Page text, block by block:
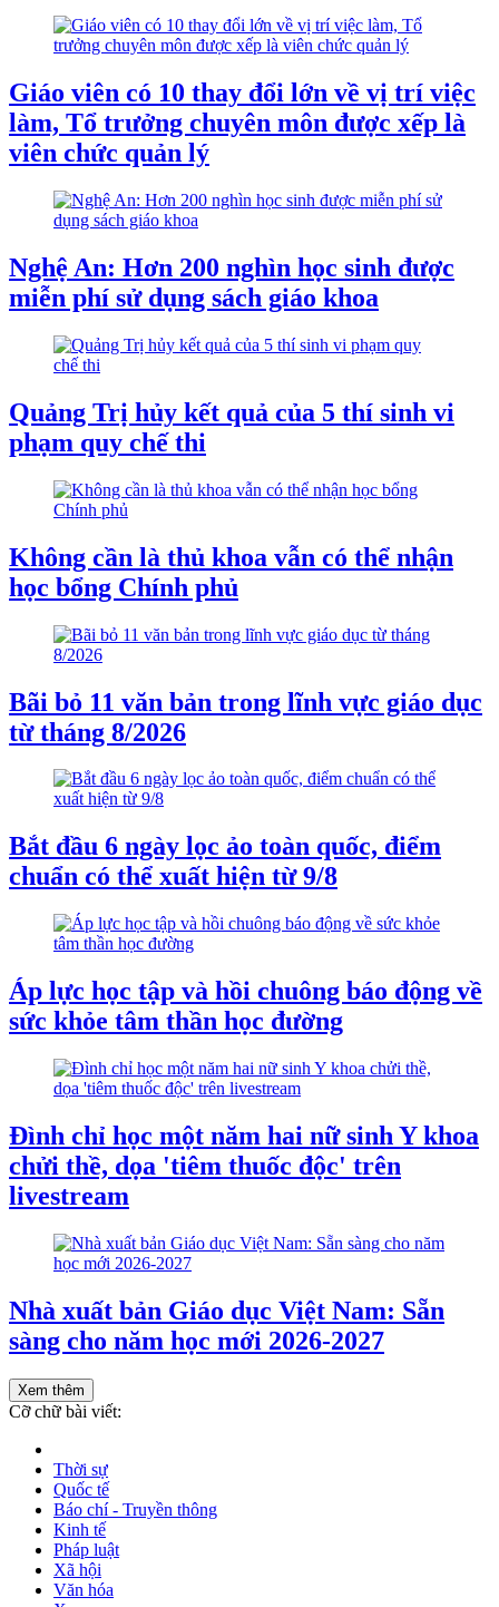
Giáo viên có 10 thay đổi lớn về vị trí việc
làm, Tổ trưởng chuyên môn được xếp là
viên chức quản lý
Nghệ An: Hơn 200 nghìn học sinh được
miễn phí sử dụng sách giáo khoa
Quảng Trị hủy kết quả của 5 thí sinh vi
phạm quy chế thi
Không cần là thủ khoa vẫn có thể nhận
học bổng Chính phủ
Bãi bỏ 11 văn bản trong lĩnh vực giáo dục
từ tháng 8/2026
Bắt đầu 6 ngày lọc ảo toàn quốc, điểm
chuẩn có thể xuất hiện từ 9/8
Áp lực học tập và hồi chuông báo động về
sức khỏe tâm thần học đường
Đình chỉ học một năm hai nữ sinh Y khoa
chửi thề, dọa 'tiêm thuốc độc' trên
livestream
Nhà xuất bản Giáo dục Việt Nam: Sẵn
sàng cho năm học mới 2026-2027
Xem thêm
Cỡ chữ bài viết:
Thời sự
Quốc tế
Báo chí - Truyền thông
Kinh tế
Pháp luật
Xã hội
Văn hóa